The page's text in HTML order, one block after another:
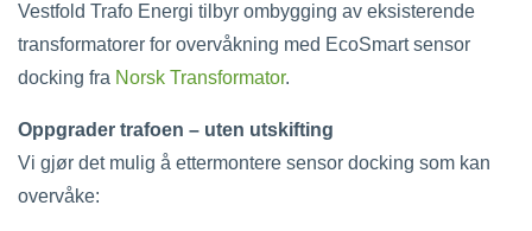
Vestfold Trafo Energi tilbyr ombygging av eksisterende
transformatorer for overvåkning med EcoSmart sensor
docking fra Norsk Transformator.
Oppgrader trafoen – uten utskifting
Vi gjør det mulig å ettermontere sensor docking som kan
overvåke: